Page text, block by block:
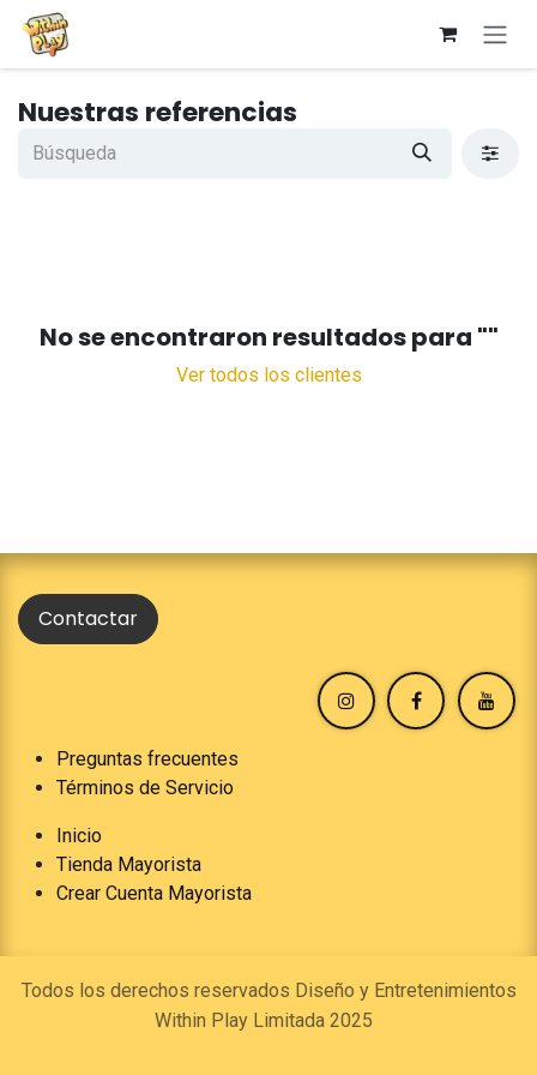
Ir al contenido
Nuestras referencias
No se encontraron resultados para ""
Ver todos los clientes
Contactar
Preguntas frecuentes
Términos de Servicio
Inicio
Tienda Mayorista
Crear Cuenta Mayorista
Todos los derechos reservados Diseño y Entretenimientos
Within Play Limitada 2025